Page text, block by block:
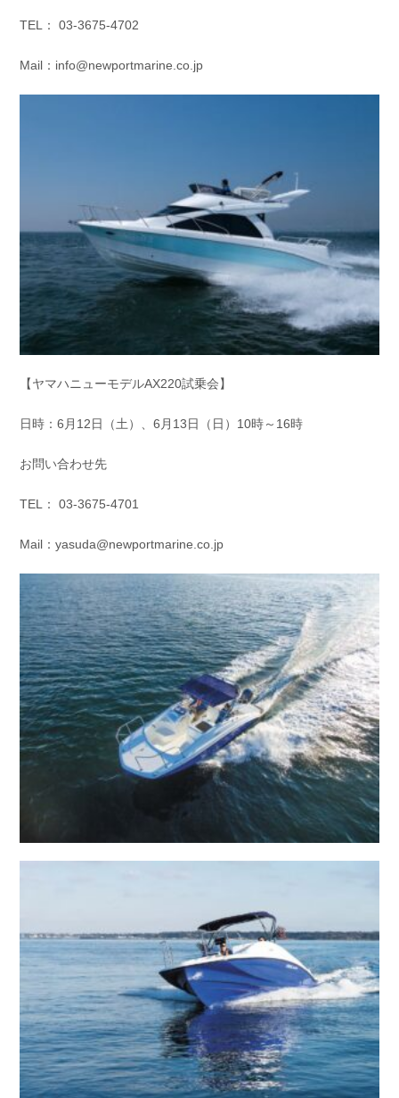
TEL： 03-3675-4702
Mail：info@newportmarine.co.jp
【ヤマハニューモデルAX220試乗会】
日時：6月12日（土）、6月13日（日）10時～16時
お問い合わせ先
TEL： 03-3675-4701
Mail：yasuda@newportmarine.co.jp